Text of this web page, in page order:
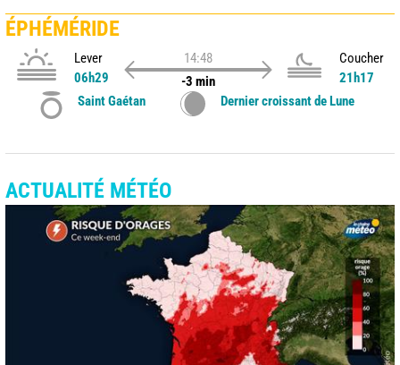
ÉPHÉMÉRIDE
Lever
06h29
14:48
-3 min
Coucher
21h17
Saint Gaétan
Dernier croissant de Lune
ACTUALITÉ MÉTÉO